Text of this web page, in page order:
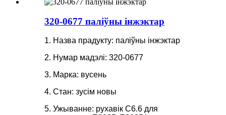
320-0677 паліўны інжэктар
1. Назва прадукту: паліўны інжэктар
2. Нумар мадэлі: 320-0677
3. Марка: вусень
4. Стан: зусім новы
5. Ужыванне: рухавік C6.6 для